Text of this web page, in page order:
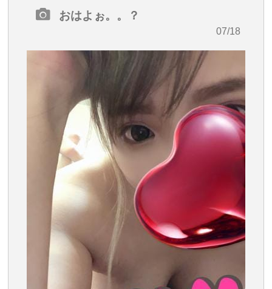
・07/18
おはよぉ。。？